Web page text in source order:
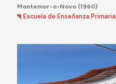
Montemor-o-Novo(1960)
Escuela de Enseñanza Primaria